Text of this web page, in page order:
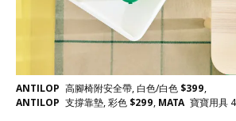
ANTILOP 高腳椅附安全帶, 白色/白色 $399,
ANTILOP 支撐靠墊, 彩色 $299, MATA 寶寶用具